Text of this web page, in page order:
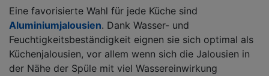
Eine favorisierte Wahl für jede Küche sind
Aluminiumjalousien. Dank Wasser- und
Feuchtigkeitsbeständigkeit eignen sie sich optimal als
Küchenjalousien, vor allem wenn sich die Jalousien in
der Nähe der Spüle mit viel Wassereinwirkung